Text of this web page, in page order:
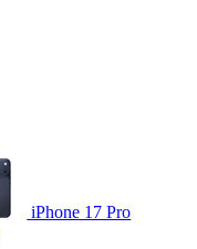
iPhone 17 Pro